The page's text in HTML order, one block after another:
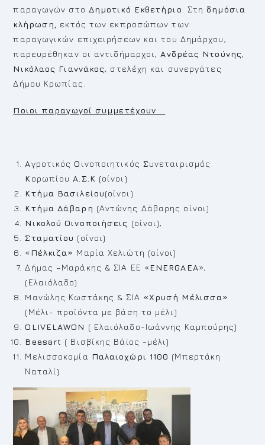
παραγωγών στο Δημοτικό Εκθετήριο . Στηδημόσια
κλήρωση,
εκτός των εκπροσώπων των
παραγωγικών επιχειρήσεων και του Δημάρχου,
παρευρέθηκαν οι αντιδήμαρχοι, Ανδρέας Ντούνης,
Νικόλαος Γιαννάκος, στελέχη και συνεργάτες
Δήμου Κρωπίας.
Ποιοι παραγωγοί συμμετέχουν :
ΑγροτικόςO ινοποιητικός Συνεταιρισμός
Κ ορωπίου Α.Σ.Κ (οίνοι)
Κτήμα Βασιλείου(οίνοι)
Κτήμα Δάβαρη (Αντώνης Δάβαρης οίνοι)
Νικολού Οινοποιήσεις (οίνοι),
Σταματίου (οίνοι)
«Πέλκιζα» Μαρία Χελιώτη (οίνοι)
Δήμας –Μαράκης & ΣΙΑ ΕΕ «ΕΝΕRGAEA»,
(Ελαιόλαδο)
Mανώλης Κωστάκης & ΣΙΑ «Χρυσή Μέλισσα»
(Μέλι- προϊόντα με βάση το μέλι)
Ο LIVELAWON ( Ελαιόλαδο-Ιωάννης Καμπούρης)
Beesart ( Βισβίκης Βάϊος -μέλι)
Μελισσοκομία Παλαιοχώρι 1100 (Μπερτάκη
Ναταλί)